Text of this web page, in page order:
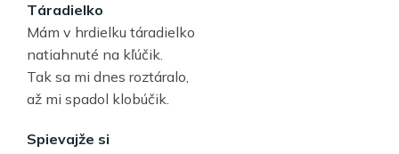
Táradielko
Mám v hrdielku táradielko
natiahnuté na kľúčik.
Tak sa mi dnes roztáralo,
až mi spadol klobúčik.
Spievajže si